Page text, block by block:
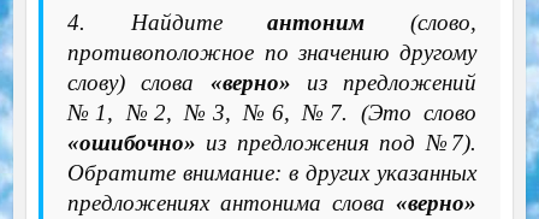
4. Найдитеантоним (слово,
противоположное по значению другому
слову) слова «верно» из предложений
№1, №2, №3, №6, №7. (Это слово
«ошибочно» из предложения под №7).
Обратите внимание: в других указанных
предложениях антонима слова«верно»